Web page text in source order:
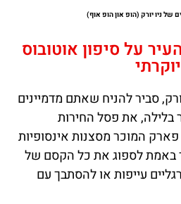
של ניו יורק (הופ און הופ אוף)
על סיפון אוטובוס
יוקרתי
סביר להניח שאתם מדמיינים
בלילה, את פסל החירות
המוכר מסצנות אינסופיות
באמת לספוג את כל הקסם של
עייפות או להסתבך עם